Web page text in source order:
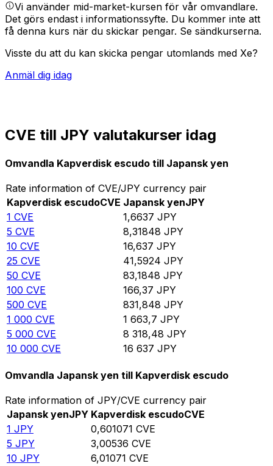
Vi använder mid-market-kursen för vår omvandlare.
Det görs endast i informationssyfte. Du kommer inte att
få denna kurs när du skickar pengar. Se sändkurserna.
Visste du att du kan skicka pengar utomlands med Xe?
Anmäl dig idag
CVE till JPY valutakurser idag
Omvandla Kapverdisk escudo till Japansk yen
Rate information of CVE/JPY currency pair
Kapverdisk escudoCVE Japansk yenJPY
1 CVE 1,6637 JPY
5 CVE 8,31848 JPY
10 CVE 16,637 JPY
25 CVE 41,5924 JPY
50 CVE 83,1848 JPY
100 CVE 166,37 JPY
500 CVE 831,848 JPY
1 000 CVE 1 663,7 JPY
5 000 CVE 8 318,48 JPY
10 000 CVE 16 637 JPY
Omvandla Japansk yen till Kapverdisk escudo
Rate information of JPY/CVE currency pair
Japansk yenJPY Kapverdisk escudoCVE
1 JPY 0,601071 CVE
5 JPY 3,00536 CVE
10 JPY 6,01071 CVE